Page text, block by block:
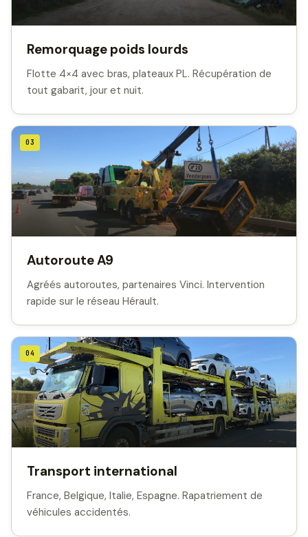
Remorquage poids lourds
Flotte 4×4 avec bras, plateaux PL. Récupération de
tout gabarit, jour et nuit.
03
Autoroute A9
Agréés autoroutes, partenaires Vinci. Intervention
rapide sur le réseau Hérault.
04
Transport international
France, Belgique, Italie, Espagne. Rapatriement de
véhicules accidentés.